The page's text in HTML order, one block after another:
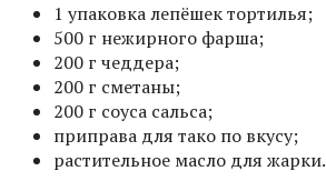
1 упаковка лепёшек тортилья;
500 г нежирного фарша;
200 г чеддера;
200 г сметаны;
200 г соуса сальса;
приправа для тако по вкусу;
растительное масло для жарки.